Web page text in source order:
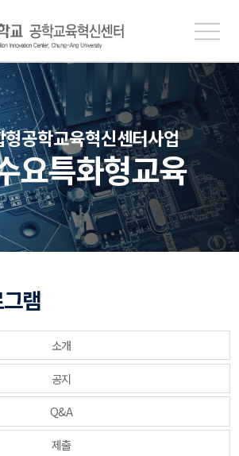
형공학교육혁신센터사업
요특화형교육
램
소개
공지
Q&A
제출